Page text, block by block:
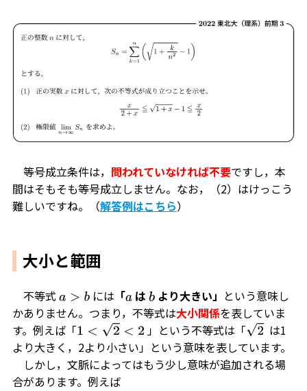
等号成立条件は， 問われていなければ不要ですし，本
間はそもそも等号成立しません。なお，（2）はけっこう
難しいですね。（解答例はこちら）
大小と範囲
不等式 a> b には 「a はbより大きい」 という意味し
かありません。つまり，不等式は大小関係を表していま
す。例えば「1<2< 2 」という不等式は「2
は1
より大きく，2より小さい」という意味を表しています。
しかし，文脈によってはもう少し意味が追加される場
合があります。例えば